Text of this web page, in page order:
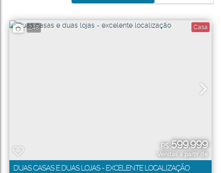
248 Casa
R$599.999
Vendas a partir de
DUAS CASAS E DUAS LOJAS - EXCELENTE LOCALIZAÇÃO